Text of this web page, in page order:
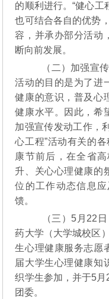
的顺利进行。“健心工
也可结合各自的优势
容，并承办部分活动
断向前发展。
（二）加强宣传
活动的目的是为了进
健康的意识，普及心
健康水平。因此，希
加强宣传发动工作，
心工程”活动有关的
康节前后，在全省
升、关心心理健康的
位的工作动态信息
馈。
（三）5月22日
药大学（大学城校区
生心理健康服务志愿
届大学生心理健康知
织学生参加，并于5
团委。